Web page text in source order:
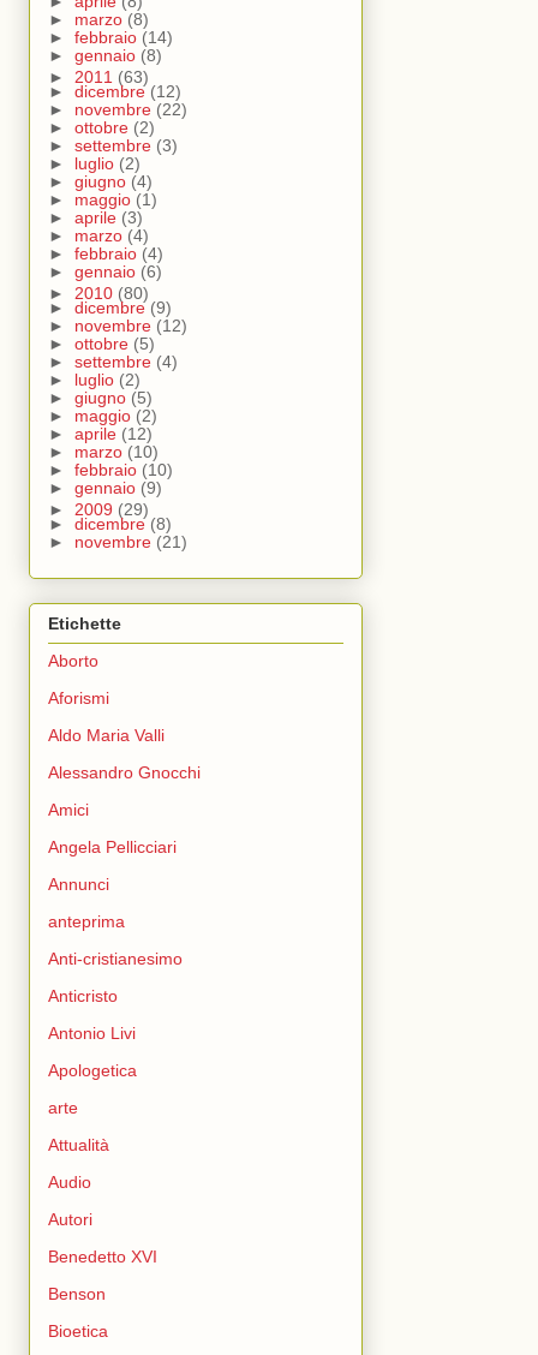
► marzo (8)
► febbraio (14)
► gennaio (8)
► 2011 (63)
► dicembre (12)
► novembre (22)
► ottobre (2)
► settembre (3)
► luglio (2)
► giugno (4)
► maggio (1)
► aprile (3)
► marzo (4)
► febbraio (4)
► gennaio (6)
► 2010 (80)
► dicembre (9)
► novembre (12)
► ottobre (5)
► settembre (4)
► luglio (2)
► giugno (5)
► maggio (2)
► aprile (12)
► marzo (10)
► febbraio (10)
► gennaio (9)
► 2009 (29)
► dicembre (8)
► novembre (21)
Etichette
Aborto
Aforismi
Aldo Maria Valli
Alessandro Gnocchi
Amici
Angela Pellicciari
Annunci
anteprima
Anti-cristianesimo
Anticristo
Antonio Livi
Apologetica
arte
Attualità
Audio
Autori
Benedetto XVI
Benson
Bioetica